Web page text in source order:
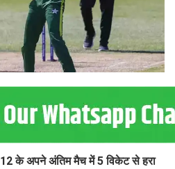
12 के अपने अंतिम मैच में 5 विकेट से हरा